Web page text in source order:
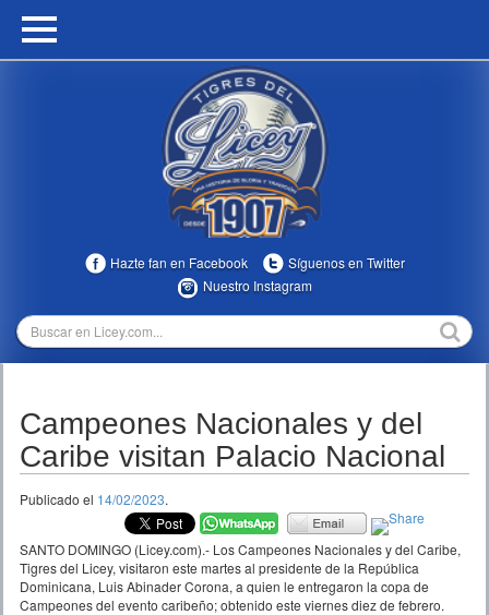
HOME
MULTIMEDIA
TEMPORADAS
Hazte fan en Facebook
Síguenos en Twitter
Nuestro Instagram
Campeones Nacionales y del
Caribe visitan Palacio Nacional
Publicado el 14/02/2023.
SANTO DOMINGO (Licey.com).- Los Campeones Nacionales y del Caribe,
Tigres del Licey, visitaron este martes al presidente de la República
Dominicana, Luis Abinader Corona, a quien le entregaron la copa de
Campeones del evento caribeño; obtenido este viernes diez de febrero.